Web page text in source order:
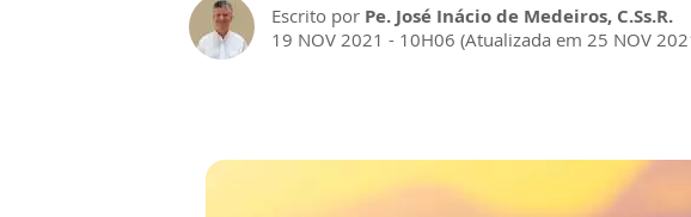
Escrito por Pe. José Inácio de Medeiros, C.Ss.R.
19 NOV 2021 - 10H06 (Atualizada em 25 NOV